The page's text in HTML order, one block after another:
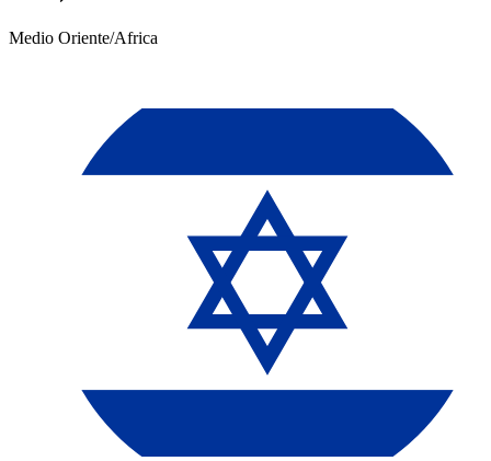
Medio Oriente/Africa​​